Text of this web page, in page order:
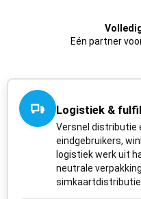
Eén partner
Logistiek &
Versnel distributie
eindgebruikers,
logistiek werk uit
neutrale
simkaartdistributie.